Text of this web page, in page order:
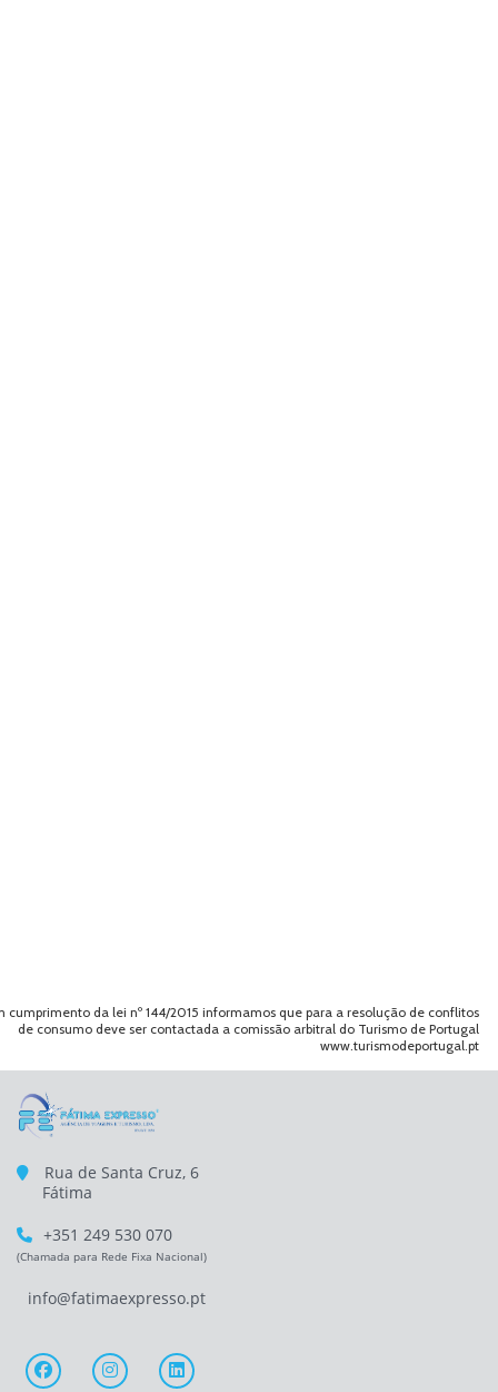
cumprimento da lei nº 144/2015 informamos que para a resolução de conflitos
de consumo deve ser contactada a comissão arbitral do Turismo de Portugal
www.turismodeportugal.pt
Rua de Santa Cruz, 6
Fátima
+351 249 530 070
(Chamada para Rede Fixa Nacional)
info@fatimaexpresso.pt